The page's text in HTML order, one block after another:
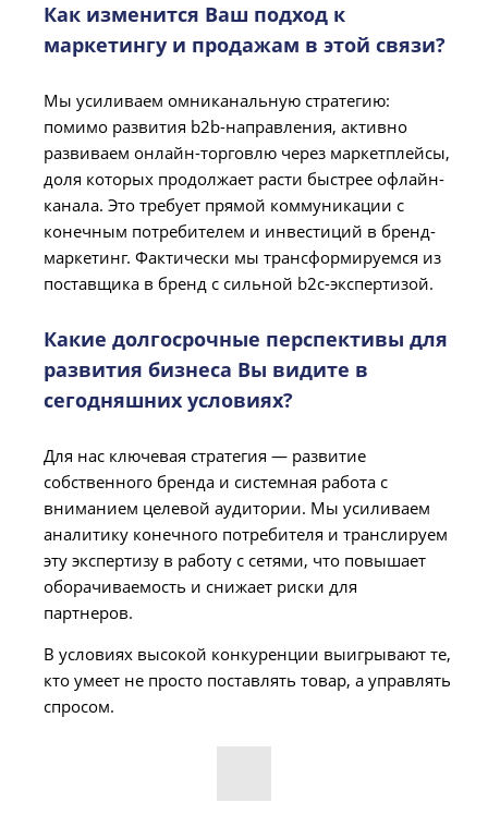
Как изменится Ваш подход к
маркетингу и продажам в этой связи?
Мы усиливаем омниканальную стратегию:
помимо развития b2b-направления, активно
развиваем онлайн-торговлю через маркетплейсы,
доля которых продолжает расти быстрее офлайн-
канала. Это требует прямой коммуникации с
конечным потребителем и инвестиций в бренд-
маркетинг. Фактически мы трансформируемся из
поставщика в бренд с сильной b2c-экспертизой.
Какие долгосрочные перспективы для
развития бизнеса Вы видите в
сегодняшних условиях?
Для нас ключевая стратегия — развитие
собственного бренда и системная работа с
вниманием целевой аудитории. Мы усиливаем
аналитику конечного потребителя и транслируем
эту экспертизу в работу с сетями, что повышает
оборачиваемость и снижает риски для
партнеров.
В условиях высокой конкуренции выигрывают те,
кто умеет не просто поставлять товар, а управлять
спросом.